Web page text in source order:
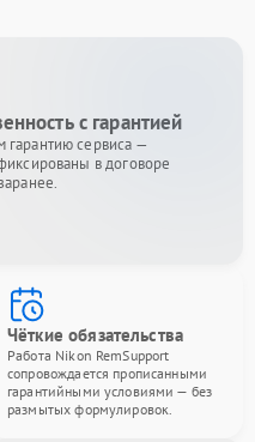
с гарантией
сервиса —
в договоре
Чёткие обязательства
Работа Nikon RemSupport
сопровождается прописанными
гарантийными условиями — без
размытых формулировок.